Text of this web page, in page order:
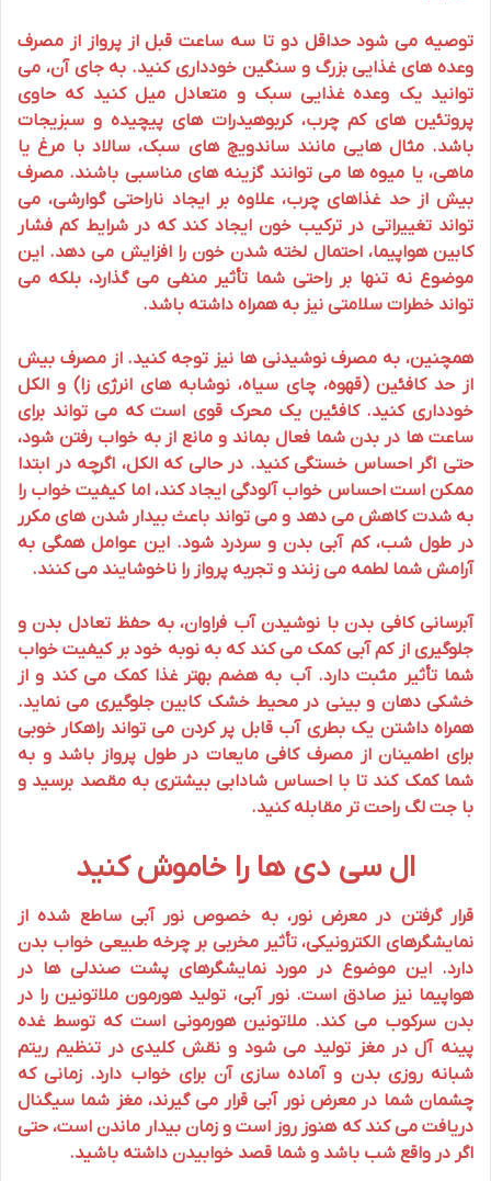
توصیه می شود حداقل دو تا سه ساعت قبل ازپرواز از مصرف
وعده های غذایی بزرگ و سنگین خودداری کنید. به جای آن، می
توانید یک وعده غذایی سبک و متعادل میل کنید که حاوی
پروتئین های کم چرب، کربوهیدرات های پیچیده و سبزیجات
باشد. مثال هایی مانند ساندویچ های سبک، سالاد با مرغ یا
ماهی، یا میوه ها می توانند گزینه های مناسبی باشند. مصرف
بیش از حد غذاهای چرب، علاوه بر ایجاد ناراحتی گوارشی، می
تواند تغییراتی در ترکیب خون ایجاد کند که در شرایط کم فشار
کابینهواپیما، احتمال لخته شدن خون را افزایش می دهد. این
موضوع نه تنها بر راحتی شما تأثیر منفی می گذارد، بلکه می
تواند خطرات سلامتی نیز به همراه داشته باشد.
همچنین، به مصرف نوشیدنی ها نیز توجه کنید. از مصرف بیش
از حد کافئین (قهوه، چای سیاه، نوشابه های انرژی زا) و الکل
خودداری کنید. کافئین یک محرک قوی است که می تواند برای
ساعت ها در بدن شما فعال بماند و مانع از بهخواب رفتن شود،
حتی اگر احساس خستگی کنید. در حالی که الکل، اگرچه در ابتدا
ممکن است احساس خواب آلودگی ایجاد کند، اما کیفیت خواب را
به شدت کاهش می دهد و می تواند باعث بیدار شدن های مکرر
در طول شب، کم آبی بدن و سردرد شود. این عوامل همگی به
آرامش شما لطمه می زنند و تجربه پرواز را ناخوشایند می کنند.
آبرسانی کافی بدن با نوشیدن آب فراوان، به حفظ تعادل بدن و
جلوگیری از کم آبی کمک می کند که به نوبه خود بر کیفیت خواب
شما تأثیر مثبت دارد. آب به هضم بهتر غذا کمک می کند و از
خشکی دهان و بینی در محیط خشک کابین جلوگیری می نماید.
همراه داشتن یک بطری آب قابل پر کردن می تواند راهکار خوبی
برای اطمینان از مصرف کافی مایعات در طولپرواز باشد و به
شما کمک کند تا با احساس شادابی بیشتری به مقصد برسید و
با جت لگ راحت تر مقابله کنید.
ال سی دی ها را خاموش کنید
قرار گرفتن در معرضنور، به خصوص نور آبی ساطع شده از
نمایشگرهای الکترونیکی، تأثیر مخربی بر چرخه طبیعیخواب بدن
دارد. این موضوع در مورد نمایشگرهای پشت صندلی ها در
هواپیما نیز صادق است. نور آبی، تولید هورمون ملاتونینرا در
بدن سرکوب می کند. ملاتونین هورمونی است که توسط غده
پینه آل در مغز تولید می شود و نقش کلیدی در تنظیم ریتم
شبانه روزی بدن و آماده سازی آن برای خواب دارد. زمانی که
چشمان شما در معرض نور آبی قرار می گیرند، مغز شما سیگنال
دریافت می کند که هنوز روز است و زمان بیدار ماندن است، حتی
اگر در واقع شب باشد و شما قصد خوابیدن داشته باشید.